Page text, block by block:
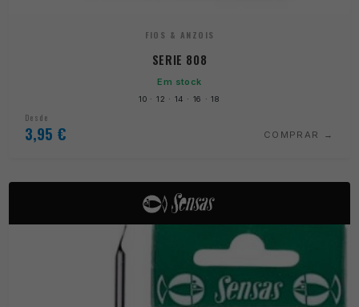
FIOS & ANZOIS
SERIE 808
Em stock
10 · 12 · 14 · 16 · 18
Desde
3,95 € COMPRAR